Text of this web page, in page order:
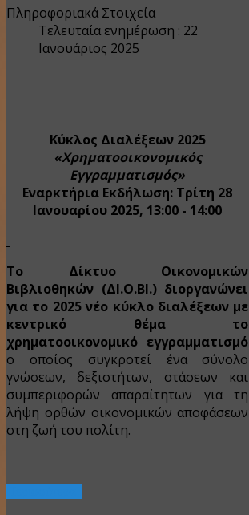
Πληροφοριακά Στοιχεία
Τελευταία ενημέρωση : 22
Ιανουάριος 2025
Κύκλος Διαλέξεων 2025
«Χρηματοοικονομικός
Εγγραμματισμός»
Εναρκτήρια Εκδήλωση: Τρίτη 28
Ιανουαρίου 2025, 13:00 - 14:00
Το Δίκτυο Οικονομικών
Βιβλιοθηκών (ΔΙ.Ο.ΒΙ.) διοργανώνει
για το 2025 νέο κύκλο διαλέξεων με
κεντρικό θέμα το
χρηματοοικονομικό εγγραμματισμό
ο οποίος συγκροτεί ένα σύνολο
γνώσεων, δεξιοτήτων, στάσεων και
συμπεριφορών απαραίτητων για τη
λήψη ορθών οικονομικών αποφάσεων
στη ζωή του πολίτη.